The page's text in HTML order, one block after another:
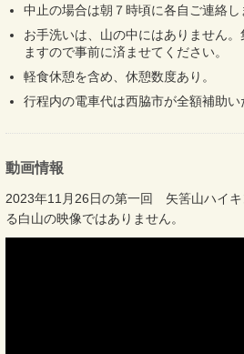
中止の場合は朝７時頃に各自ご連絡し
お手洗いは、山の中にはありません
ますので事前に済ませてください。
軽食休憩を含め、休憩数度あり。
行程内の電車代は西脇市が全額補助い
動画情報
2023年11月26日の第一回 矢筈山ハイ
る白山の映像ではありません。